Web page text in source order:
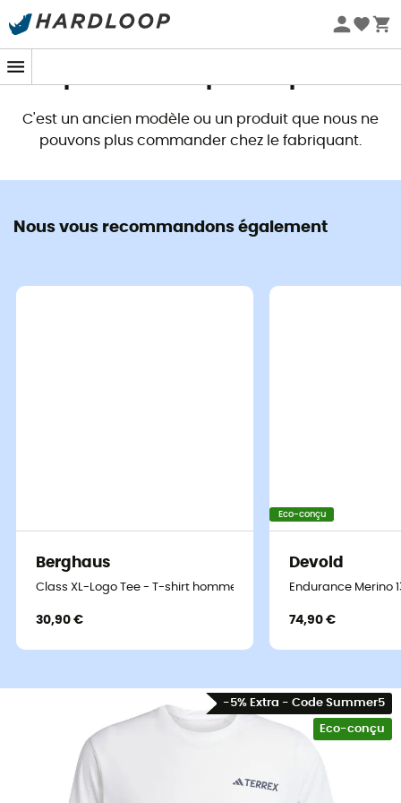
Promos d'été 🔥 -5 % EXTRA dès 2 produits* code Summer5
C'est un ancien modèle ou un produit que nous ne
pouvons plus commander chez le fabriquant.
Nous vous recommandons également
Berghaus
Class XL-Logo Tee - T-shirt homme
30,90 €
Eco-conçu
Devold
Endurance Merino
74,90 €
-5% Extra - Code Summer5
Eco-conçu
Un t-shirt qui ne vous laissera pas sur le
Sur les sentiers ensoleillés des montagnes ou lors d'une
pleinement de l'aventure. LeXperior Teed'adidas
est là pour vous accompagner, conçu
spécifiquement pour les journées chaudes où la
performance doit rester de mise. Ce
en jersey léger, intégrant la technologie CLIMACOOL+,
un véritable allié pour rester au frais et concentré sur le